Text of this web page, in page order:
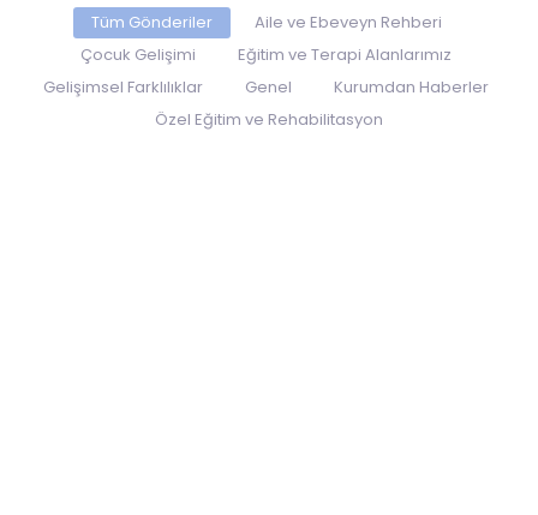
Tüm Gönderiler
Aile ve Ebeveyn Rehberi
Çocuk Gelişimi
Eğitim ve Terapi Alanlarımız
Gelişimsel Farklılıklar
Genel
Kurumdan Haberler
Özel Eğitim ve Rehabilitasyon